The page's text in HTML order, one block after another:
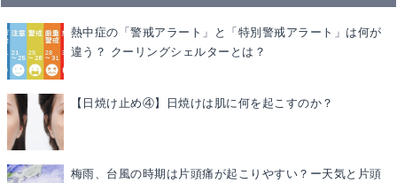
熱中症の「警戒アラート」と「特別警戒アラート」は何が
違う？ クーリングシェルターとは？
【日焼け止め④】日焼けは肌に何を起こすのか？
梅雨、台風の時期は片頭痛が起こりやすい？ー天気と片頭